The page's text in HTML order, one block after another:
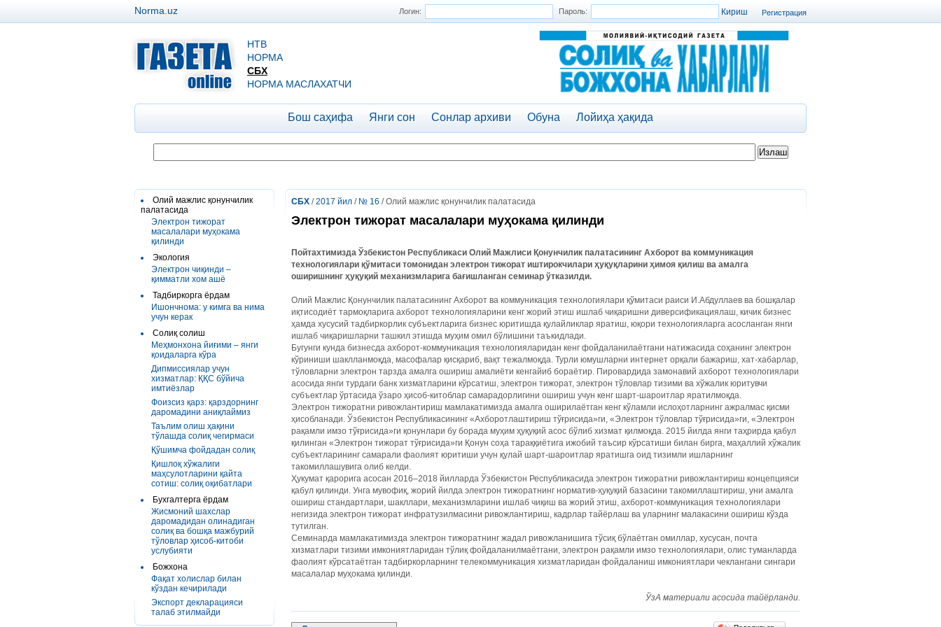
Регистрация
Логин: Пароль:
Norma.uz
НТВ
НОРМА
СБХ
НОРМА МАСЛАХАТЧИ
Бош саҳифа Янги сон Сонлар архиви Обуна Лойиҳа ҳақида
Олий мажлис қонунчилик
палатасида
Электрон тижорат
масалалари муҳокама
қилинди
Экология
Электрон чиқинди –
қимматли хом ашё
Тадбиркорга ёрдам
Ишончнома: у кимга ва нима
учун керак
Солиқ солиш
Меҳмонхона йиғими – янги
қоидаларга кўра
Дипмиссиялар учун
хизматлар: ҚҚС бўйича
имтиёзлар
Фоизсиз қарз: қарздорнинг
даромадини аниқлаймиз
Таълим олиш ҳақини
тўлашда солиқ чегирмаси
Қўшимча фойдадан солиқ
Қишлоқ хўжалиги
маҳсулотларини қайта
сотиш: солиқ оқибатлари
Бухгалтерга ёрдам
Жисмоний шахслар
даромадидан олинадиган
солиқ ва бошқа мажбурий
тўловлар ҳисоб-китоби
услубияти
Божхона
Фақат холислар билан
кўздан кечирилади
Экспорт декларацияси
талаб этилмайди
СБХ /2017 йил / № 16 / Олий мажлис қонунчилик палатасида
Электрон тижорат масалалари муҳокама қилинди
Пойтахтимизда Ўзбекистон Республикаси Олий Мажлиси Қонунчилик палатасининг Ахборот ва коммуникация
технологиялари қўмитаси томонидан электрон тижорат иштирокчилари ҳуқуқларини ҳимоя қилиш ва амалга
оширишнинг ҳуқуқий механизмларига бағишланган семинар ўтказилди.
Олий Мажлис Қонунчилик палатасининг Ахборот ва коммуникация технологиялари қўмитаси раиси И.Абдуллаев ва бошқалар
иқтисодиёт тармоқларига ахборот технологияларини кенг жорий этиш ишлаб чиқаришни диверсификациялаш, кичик бизнес
ҳамда хусусий тадбиркорлик субъектларига бизнес юритишда қулайликлар яратиш, юқори технологияларга асосланган янги
ишлаб чиқаришларни ташкил этишда муҳим омил бўлишини таъкидлади.
Бугунги кунда бизнесда ахборот-коммуникация технологияларидан кенг фойдаланилаётгани натижасида соҳанинг электрон
кўриниши шаклланмоқда, масофалар қисқариб, вақт тежалмоқда. Турли юмушларни интернет орқали бажариш, хат-хабарлар,
тўловларни электрон тарзда амалга ошириш амалиёти кенгайиб бораётир. Пировардида замонавий ахборот технологиялари
асосида янги турдаги банк хизматларини кўрсатиш, электрон тижорат, электрон тўловлар тизими ва хўжалик юритувчи
субъектлар ўртасида ўзаро ҳисоб-китоблар самарадорлигини ошириш учун кенг шарт-шароитлар яратилмоқда.
Электрон тижоратни ривожлантириш мамлакатимизда амалга оширилаётган кенг кўламли ислоҳотларнинг ажралмас қисми
ҳисобланади. Ўзбекистон Республикасининг «Ахборотлаштириш тўғрисида»ги, «Электрон тўловлар тўғрисида»ги, «Электрон
рақамли имзо тўғрисида»ги қонунлари бу борада муҳим ҳуқуқий асос бўлиб хизмат қилмоқда. 2015 йилда янги таҳрирда қабул
қилинган «Электрон тижорат тўғрисида»ги Қонун соҳа тараққиётига ижобий таъсир кўрсатиши билан бирга, маҳаллий хўжалик
субъектларининг самарали фаолият юритиши учун қулай шарт-шароитлар яратишга оид тизимли ишларнинг
такомиллашувига олиб келди.
Ҳукумат қарорига асосан 2016–2018 йилларда Ўзбекистон Республикасида электрон тижоратни ривожлантириш концепцияси
қабул қилинди. Унга мувофиқ, жорий йилда электрон тижоратнинг норматив-ҳуқуқий базасини такомиллаштириш, уни амалга
ошириш стандартлари, шакллари, механизмларини ишлаб чиқиш ва жорий этиш, ахборот-коммуникация технологиялари
негизида электрон тижорат инфратузилмасини ривожлантириш, кадрлар тай­ёрлаш ва уларнинг малакасини ошириш кўзда
тутилган.
Семинарда мамлакатимизда электрон тижоратнинг жадал ривожланишига тўсиқ бўлаётган омиллар, хусусан, почта
хизматлари тизими имкониятларидан тўлиқ фойдаланилмаётгани, электрон рақамли имзо технологиялари, олис туманларда
фаолият кўрсатаётган тадбиркорларнинг телекоммуникация хизматларидан фойдаланиш имкониятлари чеклангани сингари
масалалар муҳокама қилинди.
ЎзА материали асосида тайёрланди.